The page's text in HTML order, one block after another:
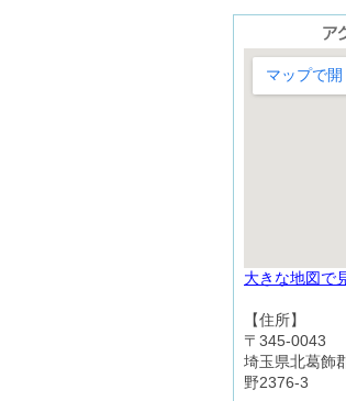
大きな地図で
【住所】
〒345-0043
埼玉県北葛飾
野2376-3